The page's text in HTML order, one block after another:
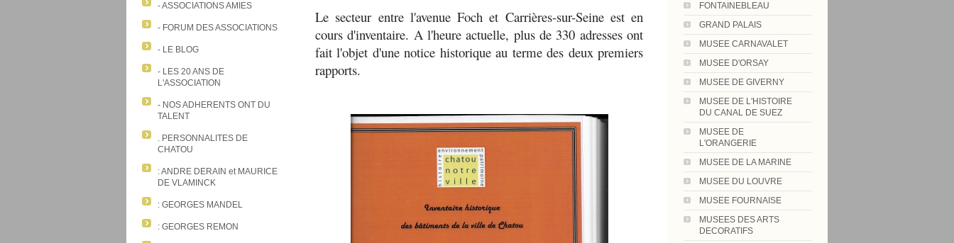
- ASSOCIATIONS AMIES
- FORUM DES ASSOCIATIONS
- LE BLOG
- LES 20 ANS DE
L'ASSOCIATION
- NOS ADHERENTS ONT DU
TALENT
. PERSONNALITES DE
CHATOU
: ANDRE DERAIN et MAURICE
DE VLAMINCK
: GEORGES MANDEL
: GEORGES REMON
FONTAINEBLEAU
GRAND PALAIS
MUSEE CARNAVALET
MUSEE D'ORSAY
MUSEE DE GIVERNY
MUSEE DE L'HISTOIRE
DU CANAL DE SUEZ
MUSEE DE
L'ORANGERIE
MUSEE DE LA MARINE
MUSEE DU LOUVRE
MUSEE FOURNAISE
MUSEES DES ARTS
DECORATIFS
Le secteur entre l'avenue Foch et Carrières-sur-Seine est en
cours d'inventaire. A l'heure actuelle, plus de 330 adresses ont
fait l'objet d'une notice historique au terme des deux premiers
rapports.